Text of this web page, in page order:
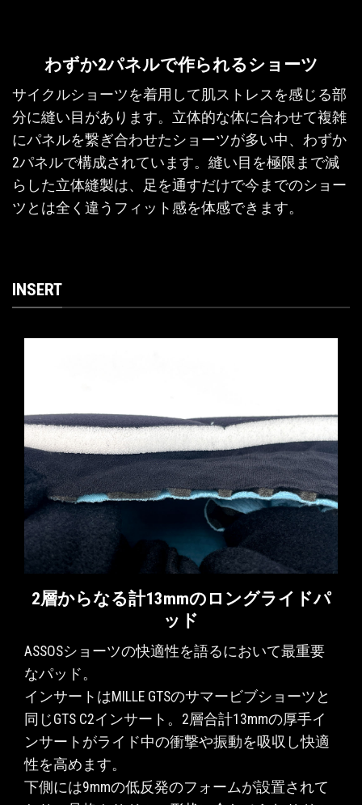
わずか2パネルで作られるショーツ
サイクルショーツを着用して肌ストレスを感じる部
分に縫い目があります。立体的な体に合わせて複雑
にパネルを繋ぎ合わせたショーツが多い中、わずか
2パネルで構成されています。縫い目を極限まで減
らした立体縫製は、足を通すだけで今までのショー
ツとは全く違うフィット感を体感できます。
INSERT
2層からなる計13mmのロングライドパ
ッド
ASSOSショーツの快適性を語るにおいて最重要
なパッド。
インサートはMILLE GTSのサマービブショーツと
同じGTS C2インサート。2層合計13mmの厚手イ
ンサートがライド中の衝撃や振動を吸収し快適
性を高めます。
下側には9mmの低反発のフォームが設置されて